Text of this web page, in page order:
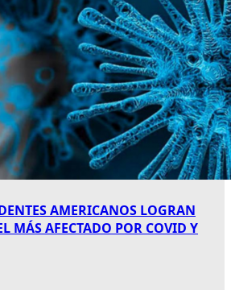
AMERICANOS LOGRAN
MÁS AFECTADO POR COVID Y